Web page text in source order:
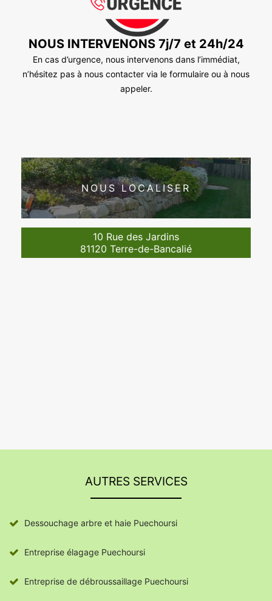
NOUS INTERVENONS 7j/7 et 24h/24
En cas d’urgence, nous intervenons dans l’immédiat,
n’hésitez pas à nous contacter via le formulaire ou à nous
appeler.
NOUS LOCALISER
10 Rue des Jardins
81120 Terre-de-Bancalié
AUTRES SERVICES
Dessouchage arbre et haie Puechoursi
Entreprise élagage Puechoursi
Entreprise de débroussaillage Puechoursi